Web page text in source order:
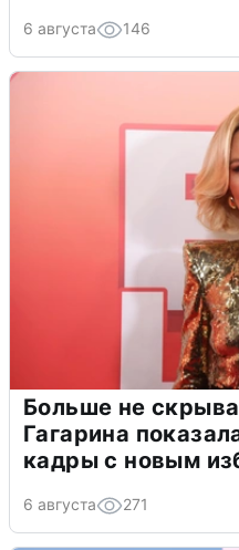
6 августа 146
Больше не
Гагарина
кадры с новым
6 августа 271